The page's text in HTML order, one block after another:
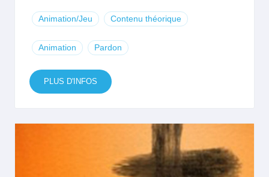
Animation/Jeu Contenu théorique
Animation Pardon
PLUS D'INFOS